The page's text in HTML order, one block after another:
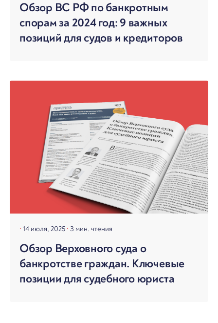
Обзор ВС РФ по банкротным
спорам за 2024 год: 9 важных
позиций для судов и кредиторов
14 июля, 2025 3 мин. чтения
Обзор Верховного суда о
банкротстве граждан. Ключевые
позиции для судебного юриста